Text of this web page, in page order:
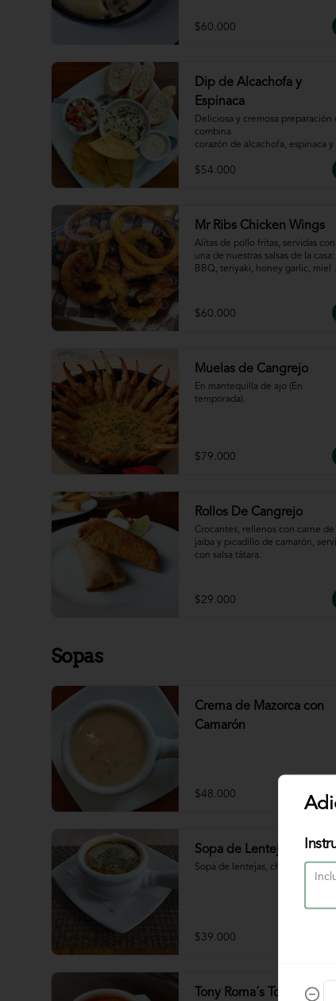
$60.000
Dip de Alcachofa y
Espinaca
Deliciosa y cremosa preparación
combina
corazón de alcachofa, espinaca y
con sour cream y pico de gallo,
$54.000
Mr Ribs Chicken Wings
Alitas de pollo fritas, servidas con
una de nuestras salsas de la casa:
BBQ, teriyaki, honey garlic, miel
$60.000
Muelas de Cangrejo
En mantequilla de ajo (En
temporada).
$79.000
Rollos De Cangrejo
Crocantes, rellenos con carne de
jaiba y picadillo de camarón,
con salsa tátara.
$29.000
Sopas
Crema de Mazorca con
Camarón
$48.000
Sopa de Lenteja
Sopa de lentejas, chorizo,
$39.000
Tony Roma´s Tomato Soup